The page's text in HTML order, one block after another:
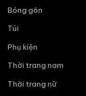
Bóng gôn
Túi
Phụ kiện
Thời trang nam
Thời trang nữ